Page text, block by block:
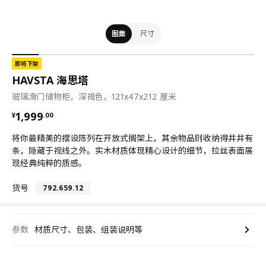
图集 尺寸
即将下架
HAVSTA 海思塔
玻璃滑门储物柜，深褐色，121x47x212 厘米
¥1,999.00
¥ 1999.00
将你最精美的摆设陈列在开放式搁架上，其余物品则收纳得井井有
条，隐藏于视线之外。实木材质体现精心设计的细节，拉丝表面展
现经典纯粹的质感。
货号 792.659.12
参数 材质尺寸、包装、组装说明等